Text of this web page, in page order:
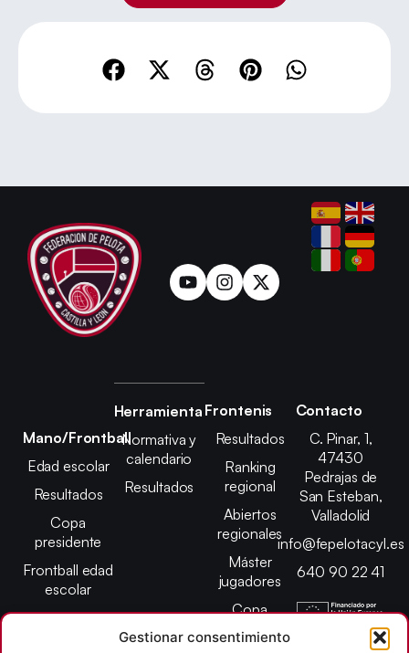
Gestionar consentimiento
Mano/Frontball
Edad escolar
Resultados
Copa
presidente
Frontball edad
escolar
Herramienta
Normativa y
calendario
Resultados
Frontenis
Resultados
Ranking
regional
Abiertos
regionales
Máster
jugadores
Copa
presidente
Contacto
C. Pinar, 1,
47430
Pedrajas de
San Esteban,
Valladolid
info@fepelotacyl.es
640 90 22 41